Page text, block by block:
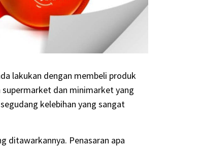
lakukan dengan membeli produk
supermarket dan minimarket yang
kelebihan yang sangat
ditawarkannya. Penasaran apa